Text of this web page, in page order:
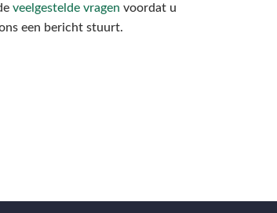
veelgestelde vragen voordat u
een bericht stuurt.